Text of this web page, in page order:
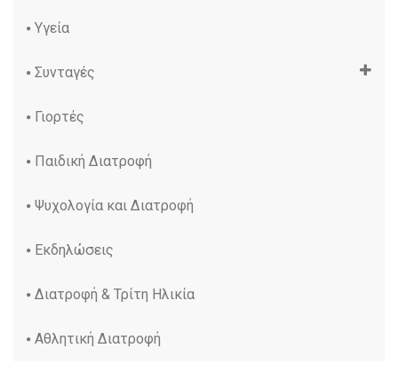
Υγεία
Συνταγές
Γιορτές
Παιδική Διατροφή
Ψυχολογία και Διατροφή
Εκδηλώσεις
Διατροφή & Τρίτη Ηλικία
Αθλητική Διατροφή